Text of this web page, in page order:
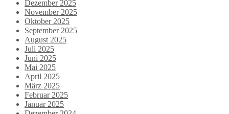
Dezember 2025
November 2025
Oktober 2025
September 2025
August 2025
Juli 2025
Juni 2025
Mai 2025
April 2025
März 2025
Februar 2025
Januar 2025